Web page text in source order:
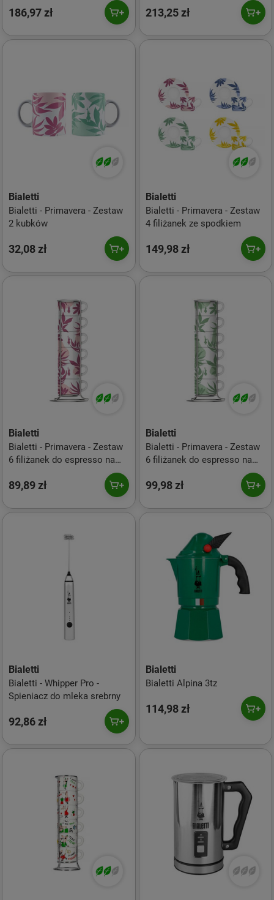
186,97 zł 213,25 zł
Bialetti
Bialetti - Primavera - Zestaw
2 kubków
32,08 zł
Bialetti
Bialetti - Primavera - Zestaw
4 filiżanek ze spodkiem
149,98 zł
Bialetti
Bialetti - Primavera - Zestaw
6 filiżanek do espresso na
89,89 zł
Bialetti
Bialetti - Primavera - Zestaw
6 filiżanek do espresso na
99,98 zł
Bialetti
Bialetti - Whipper Pro -
Spieniacz do mleka srebrny
92,86 zł
Bialetti
Bialetti Alpina 3tz
114,98 zł